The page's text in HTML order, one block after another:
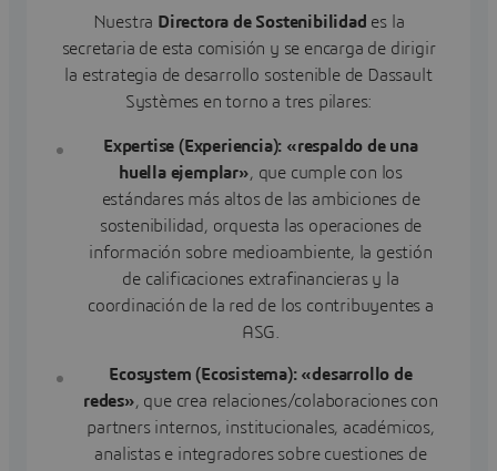
Nuestra Directora de Sostenibilidad es la
secretaria de esta comisión y se encarga de dirigir
la estrategia de desarrollo sostenible de Dassault
Systèmes en torno a tres pilares:
Expertise (Experiencia): «respaldo de una
huella ejemplar», que cumple con los
estándares más altos de las ambiciones de
sostenibilidad, orquesta las operaciones de
información sobre medioambiente, la gestión
de calificaciones extrafinancieras y la
coordinación de la red de los contribuyentes a
ASG.
Ecosystem (Ecosistema): «desarrollo de
redes», que crea relaciones/colaboraciones con
partners internos, institucionales, académicos,
analistas e integradores sobre cuestiones de